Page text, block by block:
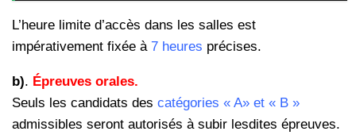
L’heure limite d’accès dans les salles est
impérativement fixée à7 heures précises.
b). Épreuves orales.
Seuls les candidats des catégories « A» et « B »
admissibles seront autorisés à subir lesdites épreuves.